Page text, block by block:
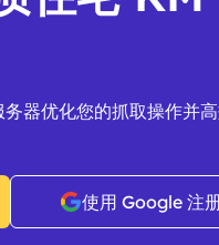
器优化您的抓取操作并
使用 Google 注